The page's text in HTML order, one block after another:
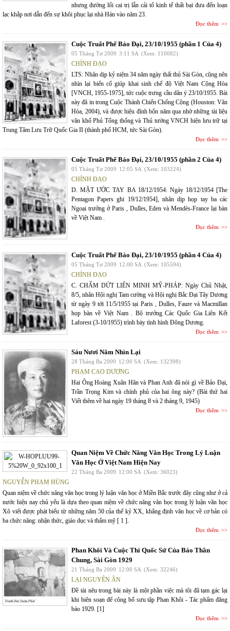
nhưng đường lối cai trị lẫn cải tổ kinh tế thất bại đưa đến loạn
lạc khắp nơi dẫn đến sự khôi phục lại nhà Hán vào năm 23.
Đọc thêm
Cuộc Truất Phế Bảo Đại, 23/10/1955 (phần 1 Của 4)
05 Tháng Tư 2009 3:11 SA (Xem: 110082)
CHÍNH ĐẠO
LTS: Nhân dịp kỷ niệm 34 năm ngày thất thủ Sài Gòn, cũng nên
nhìn lại biến cố giúp khai sinh chế độ Việt Nam Cộng Hòa
[VNCH, 1955-1975], tức cuộc trưng cầu dân ý 23/10/1955. Bài
này đã in trong Cuộc Thánh Chiến Chống Cộng (Houston: Văn
Hóa, 2004), và được hiệu đính bốn năm qua nhờ những tài liệu
văn khố Phủ Tổng thống và Thủ tướng VNCH hiện lưu trữ tại
Trung Tâm Lưu Trữ Quốc Gia II (thành phố HCM, tức Sài Gòn).
Đọc thêm
Cuộc Truất Phế Bảo Đại, 23/10/1955 (phần 2 Của 4)
05 Tháng Tư 2009 12:05 SA (Xem: 103224)
CHÍNH ĐẠO
D. MẬT ƯỚC TAY BA 18/12/1954: Ngày 18/12/1954 [The
Pentagon Papers ghi 19/12/1954], nhân dịp họp tay ba các
Ngoại trưởng ở Paris , Dulles, Eden và Mendès-France lại bàn
về Việt Nam .
Đọc thêm
Cuộc Truất Phế Bảo Đại, 23/10/1955 (phần 4 Của 4)
05 Tháng Tư 2009 12:00 SA (Xem: 105594)
CHÍNH ĐẠO
C. CHẤM DỨT LIÊN MINH MỸ-PHÁP: Ngày Chủ Nhật,
8/5, nhân Hội nghị Tam cường và Hội nghị Bắc Đại Tây Dương
từ ngày 9 tới 11/5/1955 tại Paris , Dulles, Faure và Macmillan
họp bàn về Việt Nam . Bộ trưởng Các Quốc Gia Liên Kết
Laforest (3-10/1955) trình bày tình hình Đông Dương.
Đọc thêm
Sáu Nươi Năm Nhìn Lại
28 Tháng Ba 2009 12:00 SA (Xem: 132398)
PHẠM CAO DƯƠNG
Hai Ông Hoàng Xuân Hãn và Phan Anh đã nói gì về Bảo Đại,
Trần Trọng Kim và chính phủ của hai ông này? (Bài thứ hai
Viết thêm về hai ngày 19 tháng 8 và 2 tháng 9, 1945)
Đọc thêm
Quan Niệm Về Chức Năng Văn Học Trong Lý Luận
Văn Học Ở Việt Nam Hiện Nay
22 Tháng Ba 2009 12:00 SA (Xem: 36023)
NGUYỄN PHẠM HÙNG
Quan niệm về chức năng văn học trong lý luận văn học ở Miền Bắc trước đây cũng như ở cả
nước hiện nay chủ yếu là dựa theo quan niệm về chức năng văn học trong lý luận văn học
Xô viết được phát biểu từ những năm 50 của thế kỷ XX, khẳng định văn học về cơ bản có
ba chức năng: nhận thức, giáo dục và thẩm mỹ [ 1 ].
Đọc thêm
Phan Khôi Và Cuộc Thi Quốc Sử Của Báo Thần
Chung, Sài Gòn 1929
21 Tháng Ba 2009 12:00 SA (Xem: 32246)
LẠI NGUYÊN ÂN
Đề tài nêu trong bài này là một phần việc mà tôi đã tạm gác lại
khi biên soạn để công bố sưu tập Phan Khôi - Tác phẩm đăng
báo 1929. [1]
Đọc thêm